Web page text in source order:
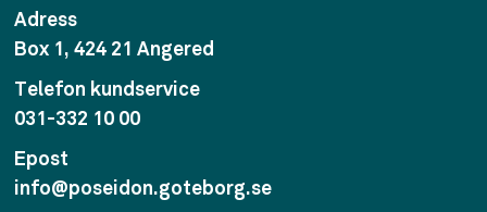
Adress
Box 1, 424 21 Angered
Telefon kundservice
031-332 10 00
Epost
info@poseidon.goteborg.se